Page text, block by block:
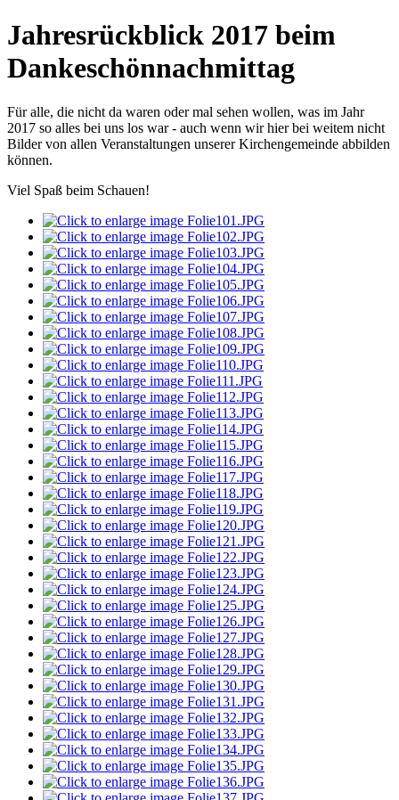
Jahresrückblick 2017 beim
Dankeschönnachmittag
Für alle, die nicht da waren oder mal sehen wollen, was im Jahr
2017 so alles bei uns los war - auch wenn wir hier bei weitem nicht
Bilder von allen Veranstaltungen unserer Kirchengemeinde abbilden
können.
Viel Spaß beim Schauen!